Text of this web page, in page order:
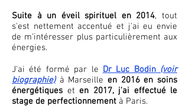
Suite à un éveil spirituel en 2014, tout
s'est nettement accentué et j'ai eu envie
de m'intéresser plus particulièrement aux
énergies.
J'ai été formé par le Dr Luc Bodin(voir
biographie)à Marseille en 2016 en soins
énergétiques et en 2017, j'ai effectué le
stage de perfectionnement à Paris.